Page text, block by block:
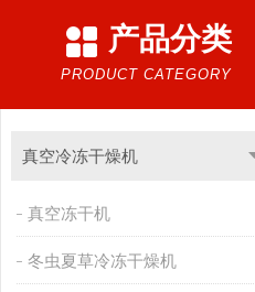
产品分类
PRODUCT CATEGORY
真空冷冻干燥机
真空冻干机
冬虫夏草冷冻干燥机